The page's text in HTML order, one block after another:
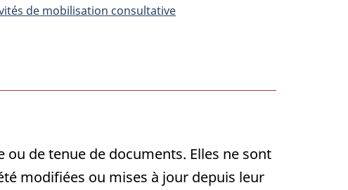
de mobilisation consultative
de tenue de documents. Elles ne sont
modifiées ou mises à jour depuis leur